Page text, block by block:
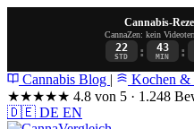
Cannabis-
CannaZen: kein
22
STD : 43
MIN :
Cannabis Blog |
Kochen &
★★★★★ 4.8 von 5 · 1.248
🇩🇪 DE EN